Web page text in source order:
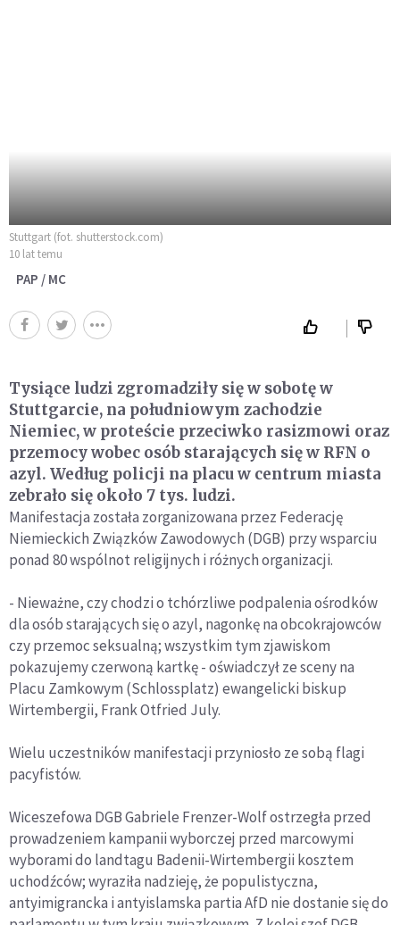
Stuttgart (fot. shutterstock.com)
10 lat temu
PAP / MC
Tysiące ludzi zgromadziły się w sobotę w
Stuttgarcie, na południowym zachodzie
Niemiec, w proteście przeciwko rasizmowi oraz
przemocy wobec osób starających się w RFN o
azyl. Według policji na placu w centrum miasta
zebrało się około 7 tys. ludzi.
Manifestacja została zorganizowana przez Federację
Niemieckich Związków Zawodowych (DGB) przy wsparciu
ponad 80 wspólnot religijnych i różnych organizacji.
- Nieważne, czy chodzi o tchórzliwe podpalenia ośrodków
dla osób starających się o azyl, nagonkę na obcokrajowców
czy przemoc seksualną; wszystkim tym zjawiskom
pokazujemy czerwoną kartkę - oświadczył ze sceny na
Placu Zamkowym (Schlossplatz) ewangelicki biskup
Wirtembergii, Frank Otfried July.
Wielu uczestników manifestacji przyniosło ze sobą flagi
pacyfistów.
Wiceszefowa DGB Gabriele Frenzer-Wolf ostrzegła przed
prowadzeniem kampanii wyborczej przed marcowymi
wyborami do landtagu Badenii-Wirtembergii kosztem
uchodźców; wyraziła nadzieję, że populistyczna,
antyimigrancka i antyislamska partia AfD nie dostanie się do